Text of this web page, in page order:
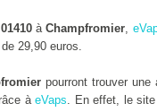
01410àChampfromier,
29,90 euros.
pourront trouver
àeVaps. En effet, le